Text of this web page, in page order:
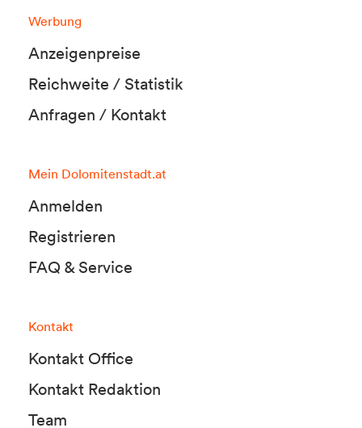
Werbung
Anzeigenpreise
Reichweite / Statistik
Anfragen / Kontakt
Mein Dolomitenstadt.at
Anmelden
Registrieren
FAQ & Service
Kontakt
Kontakt Office
Kontakt Redaktion
Team